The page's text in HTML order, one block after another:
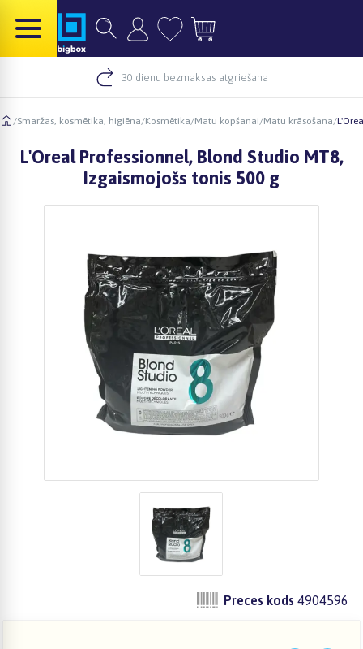
30 dienu bezmaksas atgriešana
/Smaržas, kosmētika, higiēna/Kosmētika/Matu kopšanai/Matu krāsošana/
L'Oreal Professionnel, Blond Studio MT8,
Izgaismojošs tonis 500 g
Preces kods 4904596